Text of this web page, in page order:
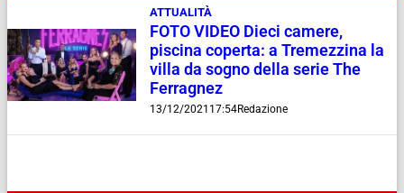
ATTUALITÀ
FOTO VIDEO Dieci camere,
piscina coperta: a Tremezzina la
villa da sogno della serie The
Ferragnez
13/12/2021 17:54Redazione